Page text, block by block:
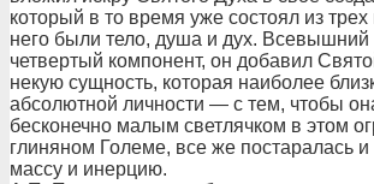
который в то время уже состоял из
него были тело, душа и дух. Всевышний
четвертый компонент, он добавил
некую сущность, которая наиболее
абсолютной личности — с тем, чтобы
бесконечно малым светлячком в этом
глиняном Големе, все же постаралась
массу и инерцию.